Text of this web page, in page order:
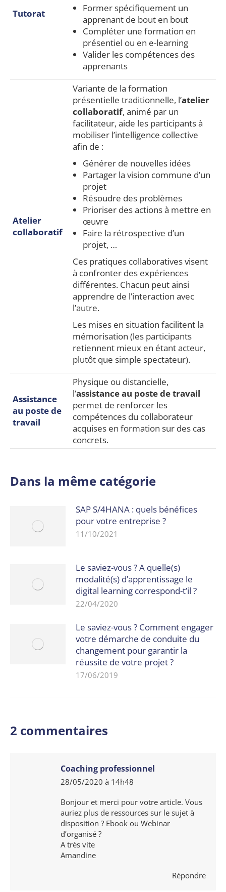
Tutorat
Former spécifiquement un
apprenant de bout en bout
Compléter une formation en
présentiel ou en e-learning
Valider les compétences des
apprenants
Atelier
collaboratif
Variante de la formation
présentielle traditionnelle, l’atelier
collaboratif, animé par un
facilitateur, aide les participants à
mobiliser l’intelligence collective
afin de :
Générer de nouvelles idées
Partager la vision commune d’un
projet
Résoudre des problèmes
Prioriser des actions à mettre en
œuvre
Faire la rétrospective d’un
projet, …
Ces pratiques collaboratives visent
à confronter des expériences
différentes. Chacun peut ainsi
apprendre de l’interaction avec
l’autre.
Les mises en situation facilitent la
mémorisation (les participants
retiennent mieux en étant acteur,
plutôt que simple spectateur).
Assistance
au poste de
travail
Physique ou distancielle,
l’assistance au poste de travail
permet de renforcer les
compétences du collaborateur
acquises en formation sur des cas
concrets.
Dans la même catégorie
SAP S/4HANA : quels bénéfices
pour votre entreprise ?
11/10/2021
Le saviez-vous ? A quelle(s)
modalité(s) d’apprentissage le
digital learning correspond-t’il ?
22/04/2020
Le saviez-vous ? Comment engager
votre démarche de conduite du
changement pour garantir la
réussite de votre projet ?
17/06/2019
2 commentaires
Coaching professionnel
dit
28/05/2020 à 14h48
Bonjour et merci pour votre article. Vous
auriez plus de ressources sur le sujet à
disposition ? Ebook ou Webinar
d’organisé ?
A très vite
Amandine
Répondre